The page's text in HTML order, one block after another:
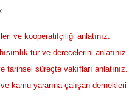
ve kooperatifçiliği anlatınız.
tür ve derecelerini anlatınız.
tarihsel süreçte vakıfları anlatınız.
kamu yararına çalışan dernekleri